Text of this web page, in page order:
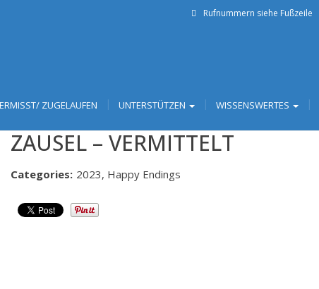
Rufnummern siehe Fußzeile
ZUGELAUFEN UNTERSTÜTZEN WISSENSWERTES
ZAUSEL – VERMITTELT
Categories: 2023, Happy Endings